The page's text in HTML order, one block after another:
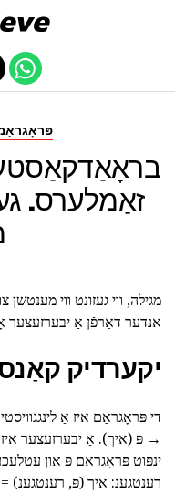
זאַמלערס.
מגילה, ווי געזונט ווי
אנדער דאַרפֿן אַ יבערזעצער
יקערדיק
די פּראָגראַם איז אַ
→ פּ (איך). אַ יבערזעצער
ינפּוט פּראָגראַם פּ און